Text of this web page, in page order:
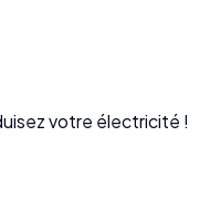
votre électricité !